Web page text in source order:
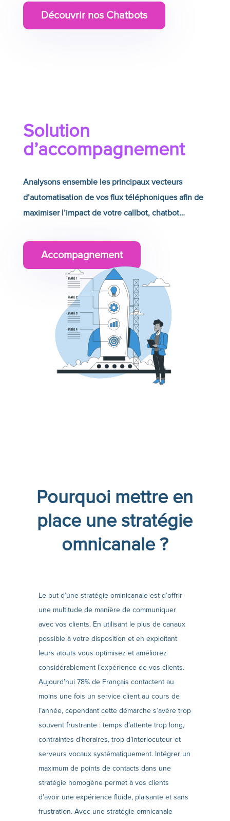
Découvrir nos Chatbots
Solution
d’accompagnement
Analysons ensemble les principaux vecteurs
d’automatisation de vos flux téléphoniques afin de
maximiser l’impact de votre callbot, chatbot…
Accompagnement
Pourquoi mettre en
place une stratégie
omnicanale ?
Le but d’une stratégie ominicanale est d’offrir
une multitude de manière de communiquer
avec vos clients. En utilisant le plus de canaux
possible à votre disposition et en exploitant
leurs atouts vous optimisez et améliorez
considérablement l’expérience de vos clients.
Aujourd’hui 78% de Français contactent au
moins une fois un service client au cours de
l’année, cependant cette démarche s’avère trop
souvent frustrante : temps d’attente trop long,
contraintes d’horaires, trop d’interlocuteur et
serveurs vocaux systématiquement. Intégrer un
maximum de points de contacts dans une
stratégie homogène permet à vos clients
d’avoir une expérience fluide, plaisante et sans
frustration. Avec une stratégie omnicanale